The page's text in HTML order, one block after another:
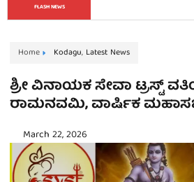
FLASH NEWS
Home Kodagu, Latest News
ಶ್ರೀ ವಿನಾಯಕ ಸೇವಾ ಟ್ರಸ್ಟ್‌
ರಾಮನವಮಿ, ವಾರ್ಷಿಕ ಮಹಾಸಭೆ
March 22, 2026